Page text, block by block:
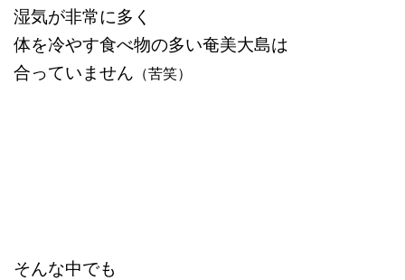
湿気が非常に多く
体を冷やす食べ物の多い奄美大島は
合っていません （苦笑）
そんな中でも